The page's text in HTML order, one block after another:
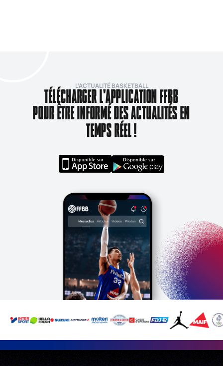
L’ACTUALITÉ BASKETBALL
TÉLÉCHARGER L'APPLICATION FFBB
POUR ÊTRE INFORMÉ DES ACTUALITÉS EN
TEMPS RÉEL !